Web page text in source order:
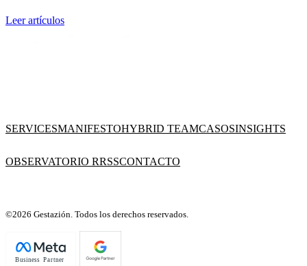
Leer artículos
SERVICESMANIFESTOHYBRID TEAMCASOSINSIGHTS
OBSERVATORIO RRSSCONTACTO
©2026 Gestazión. Todos los derechos reservados.